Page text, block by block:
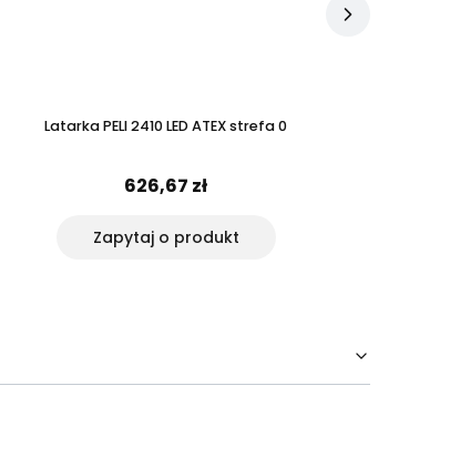
Latarka PELI 2410 LED ATEX strefa 0
626,67 zł
Zapytaj o produkt